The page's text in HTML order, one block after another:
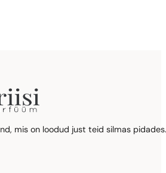
lõhna noodid
Million Prive
mis on loodud just teid silmas